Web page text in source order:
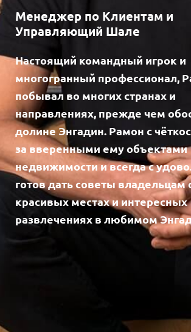
Менеджер по Клиентам и
Управляющий Шале
Настоящий командный игрок и
многогранный профессионал,
побывал во многих странах и
направлениях, прежде чем
долине Энгадин. Рамон c
за вверенными ему объектами
недвижимости и всегда с
готов дать советы владельцам
красивых местах и интересных
развлечениях в любимом